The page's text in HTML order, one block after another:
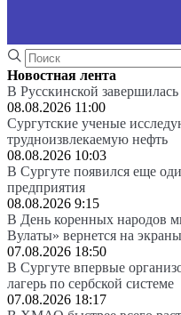
Новостная лента
В Русскинской
08.08.2026 11:00
Сургутские ученые
трудноизвлекаемую нефть
08.08.2026 10:03
В Сургуте появился еще
предприятия
08.08.2026 9:15
В День коренных народов
Вулаты» вернется на экраны
07.08.2026 18:50
В Сургуте впервые
лагерь по сербской системе
07.08.2026 18:17